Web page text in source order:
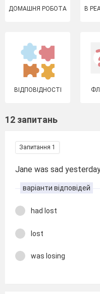
ДОМАШНЯ РОБОТА В
ВІДПОВІДНОСТІ
12 запитань
Запитання 1
Jane was sad
варіанти відповідей
had lost
lost
was losing